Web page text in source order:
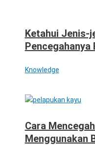
Ketahui Jenis-
Pencegahanya
Knowledge
Cara
Menggunakan